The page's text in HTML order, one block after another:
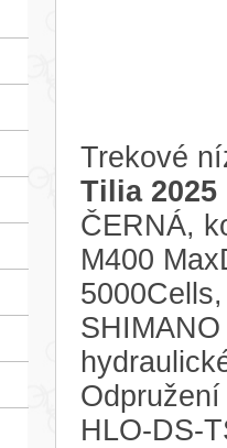
Trekové
Tilia 2025
ČERNÁ,
M400
HLO-DS-